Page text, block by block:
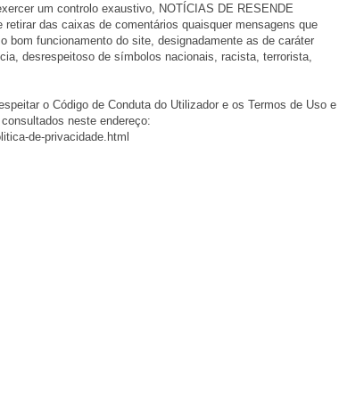
um controlo exaustivo, NOTÍCIAS DE RESENDE
retirar das caixas de comentários quaisquer mensagens que
bom funcionamento do site, designadamente as de caráter
desrespeitoso de símbolos nacionais, racista, terrorista,
o Código de Conduta do Utilizador e os Termos de Uso e
neste endereço:
de-privacidade.html